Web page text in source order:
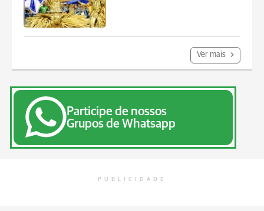
Ver mais
Participe de nossos
Grupos de Whatsapp
PUBLICIDADE